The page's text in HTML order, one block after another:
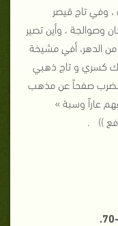
، وفي تاج قيصر
وصوالجة ، وأين تصير
من الدهر، أفي مشيخة
كسري و تاج ذهبي
فلنضرب صفحاً عن مذهب
عاراً وسبة »
)) .